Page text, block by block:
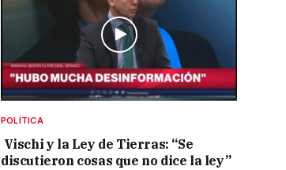
POLÍTICA
Vischi y la Ley de Tierras: “Se
discutieron cosas que no dice la ley”